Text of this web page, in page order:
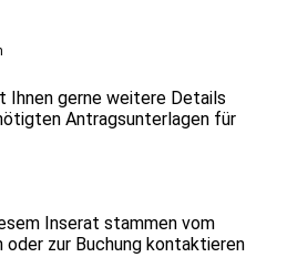
Ihnen gerne weitere Details
Antragsunterlagen für
Inserat stammen vom
oder zur Buchung kontaktieren